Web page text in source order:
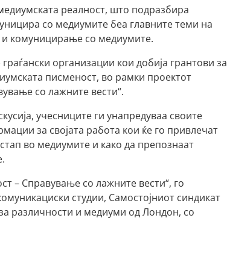
реалност, што подразбира
со медиумите беа главните теми на
комуницирање со медиумите.
организации кои добија грантови за
писменост, во рамки проектот
со лажните вести“.
учесниците ги унапредуваа своите
за својата работа кои ќе го привлечат
во медиумите и како да препознаат
– Справување со лажните вести“, го
студии, Самостојниот синдикат
различности и медиуми од Лондон, со